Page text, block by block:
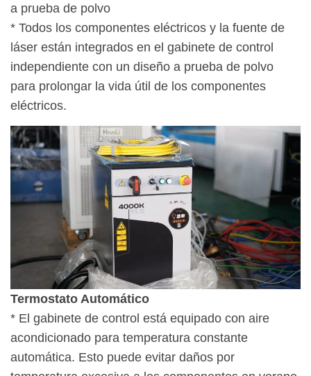
a prueba de polvo
* Todos los componentes eléctricos y la fuente de
láser están integrados en el gabinete de control
independiente con un diseño a prueba de polvo
para prolongar la vida útil de los componentes
eléctricos.
Termostato Automático
* El gabinete de control está equipado con aire
acondicionado para temperatura constante
automática. Esto puede evitar daños por